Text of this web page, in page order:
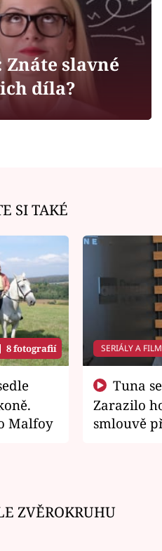
Vary
Znáte slavné
díla?
SI TAKÉ
8 fotografií
Malfoy
SERIÁLY A
Zarazilo
smlouvě
ZVĚROKRUHU